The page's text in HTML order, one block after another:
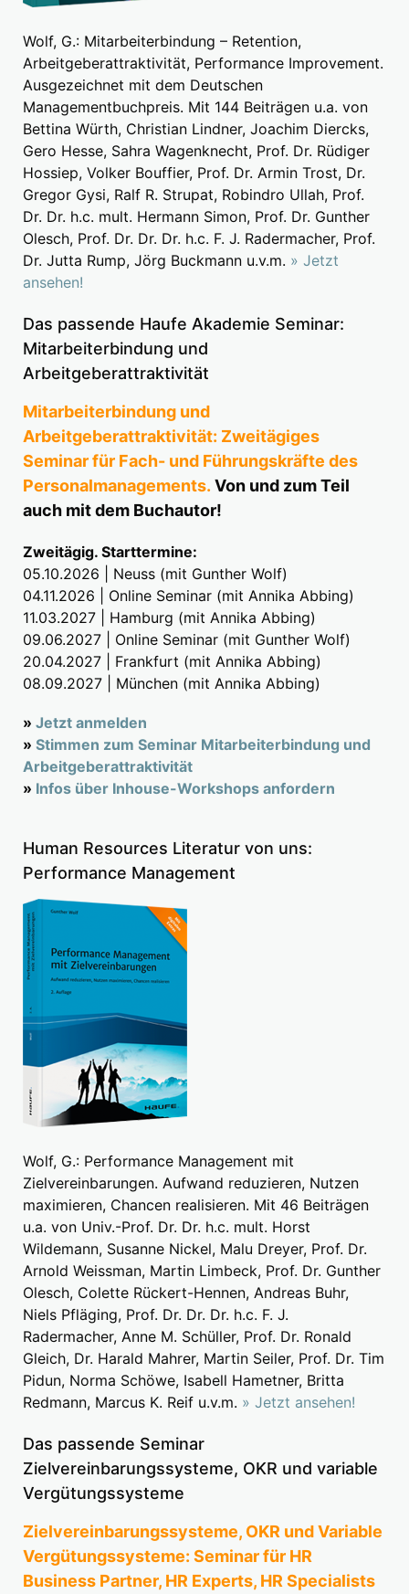
Wolf, G.: Mitarbeiterbindung – Retention,
Arbeitgeberattraktivität, Performance Improvement.
Ausgezeichnet mit dem Deutschen
Managementbuchpreis. Mit 144 Beiträgen u.a. von
Bettina Würth, Christian Lindner, Joachim Diercks,
Gero Hesse, Sahra Wagenknecht, Prof. Dr. Rüdiger
Hossiep, Volker Bouffier, Prof. Dr. Armin Trost, Dr.
Gregor Gysi, Ralf R. Strupat, Robindro Ullah, Prof.
Dr. Dr. h.c. mult. Hermann Simon, Prof. Dr. Gunther
Olesch, Prof. Dr. Dr. Dr. h.c. F. J. Radermacher, Prof.
Dr. Jutta Rump, Jörg Buckmann u.v.m. » Jetzt
ansehen!
Das passende Haufe Akademie Seminar:
Mitarbeiterbindung und
Arbeitgeberattraktivität
Mitarbeiterbindung und
Arbeitgeberattraktivität: Zweitägiges
Seminar für Fach- und Führungskräfte des
Personalmanagements. Von und zum Teil
auch mit dem Buchautor!
Zweitägig. Starttermine:
05.10.2026 | Neuss (mit Gunther Wolf)
04.11.2026 | Online Seminar (mit Annika Abbing)
11.03.2027 | Hamburg (mit Annika Abbing)
09.06.2027 | Online Seminar (mit Gunther Wolf)
20.04.2027 | Frankfurt (mit Annika Abbing)
08.09.2027 | München (mit Annika Abbing)
» Jetzt anmelden
» Stimmen zum Seminar Mitarbeiterbindung und
Arbeitgeberattraktivität
» Infos über Inhouse-Workshops anfordern
Human Resources Literatur von uns:
Performance Management
Wolf, G.: Performance Management mit
Zielvereinbarungen. Aufwand reduzieren, Nutzen
maximieren, Chancen realisieren. Mit 46 Beiträgen
u.a. von Univ.-Prof. Dr. Dr. h.c. mult. Horst
Wildemann, Susanne Nickel, Malu Dreyer, Prof. Dr.
Arnold Weissman, Martin Limbeck, Prof. Dr. Gunther
Olesch, Colette Rückert-Hennen, Andreas Buhr,
Niels Pfläging, Prof. Dr. Dr. Dr. h.c. F. J.
Radermacher, Anne M. Schüller, Prof. Dr. Ronald
Gleich, Dr. Harald Mahrer, Martin Seiler, Prof. Dr. Tim
Pidun, Norma Schöwe, Isabell Hametner, Britta
Redmann, Marcus K. Reif u.v.m. » Jetzt ansehen!
Das passende Seminar
Zielvereinbarungssysteme, OKR und variable
Vergütungssysteme
Zielvereinbarungssysteme, OKR und Variable
Vergütungssysteme: Seminar für HR
Business Partner, HR Experts, HR Specialists